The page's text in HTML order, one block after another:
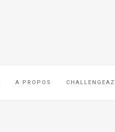
A PROPOS CHALLENGEAZ